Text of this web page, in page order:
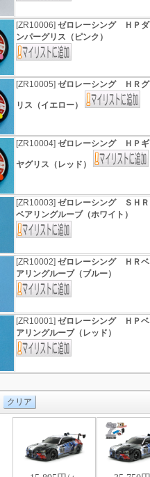
[ZR10006] ゼロレーシング ＨＰダ
ンパーグリス（ピンク）
[ZR10005] ゼロレーシング ＨＲグ
リス（イエロー）
[ZR10004] ゼロレーシング ＨＰギ
ヤグリス（レッド）
[ZR10003] ゼロレーシング ＳＨＲ
ベアリングルーブ（ホワイト）
[ZR10002] ゼロレーシング ＨＲベ
アリングルーブ（ブルー）
[ZR10001] ゼロレーシング ＨＰベ
アリングルーブ（レッド）
クリア